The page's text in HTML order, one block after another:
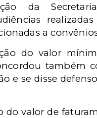
da
a
do valor
também
e se disse
do valor de